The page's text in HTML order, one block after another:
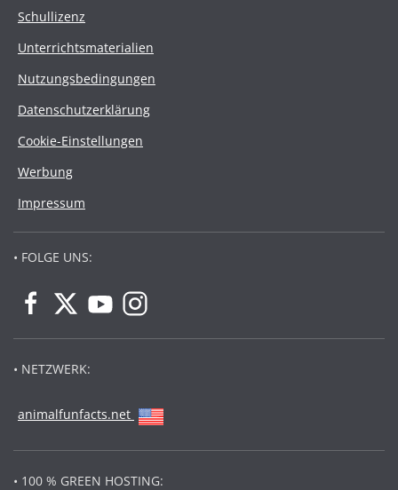
Schullizenz
Unterrichtsmaterialien
Nutzungsbedingungen
Datenschutzerklärung
Cookie-Einstellungen
Werbung
Impressum
• FOLGE UNS:
• NETZWERK:
animalfunfacts.net
• 100 % GREEN HOSTING: